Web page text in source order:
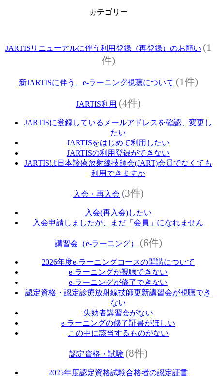
カテゴリー
JARTISリニューアルに伴う利用登録（再登録）のお願い (1
件)
新JARTISに伴う、e-ラーニング視聴について (1件)
JARTIS利用 (4件)
JARTISに登録しているメールアドレスを確認、変更し
たい
JARTISをはじめて利用したい
JARTISの利用登録ができない
JARTISは日本診療放射線技師会(JART)会員でなくても
利用できますか
入会・再入会 (3件)
入会(再入会)したい
入会申請しましたが、まだ「会員」になれません
講習会（e‐ラーニング） (6件)
2026年度e‐ラーニングコースの開講について
e‐ラーニングが視聴できない
e‐ラーニングが修了できない
認定資格・認定診療放射線技師更新講習会が視聴でき
ない
失効者講習会がない
e‐ラーニングの修了証書がほしい
この中に該当するものがない
認定資格・試験 (8件)
2025年度認定資格試験合格者の認定証書